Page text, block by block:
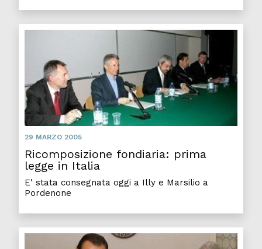
29 MARZO 2005
Ricomposizione fondiaria: prima
legge in Italia
E' stata consegnata oggi a Illy e Marsilio a
Pordenone